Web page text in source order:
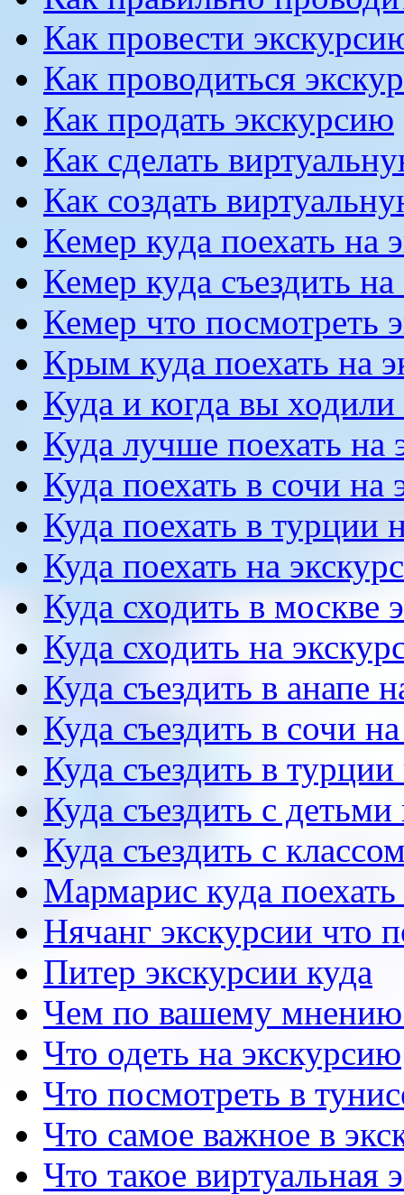
Как провести
Как проводиться
Как продать экскурсию
Как сделать
Как создать
Кемер куда поехать на
Кемер куда съездить
Кемер что посмотреть
Крым куда поехать на
Куда и когда вы
Куда лучше поехать на
Куда поехать в сочи на
Куда поехать в турции
Куда поехать на
Куда сходить в москве
Куда сходить на
Куда съездить в анапе
Куда съездить в сочи
Куда съездить в
Куда съездить с
Куда съездить с
Мармарис куда
Нячанг экскурсии что
Питер экскурсии куда
Чем по вашему мнению
Что одеть на экскурсию
Что посмотреть в
Что самое важное в
Что такое виртуальная